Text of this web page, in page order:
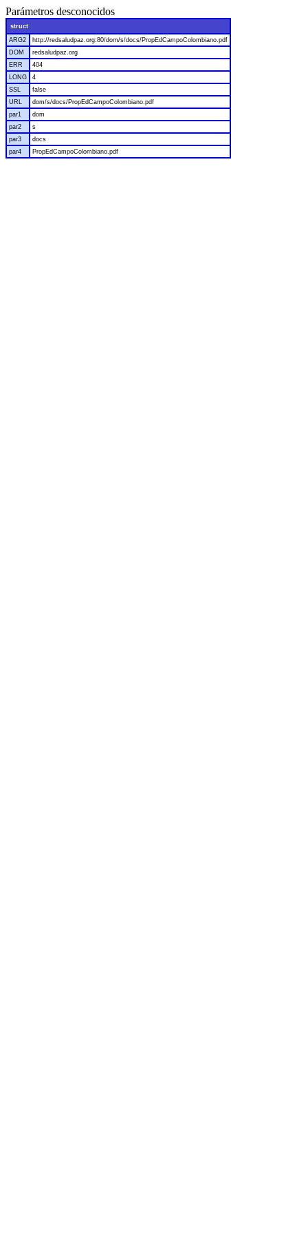
Parámetros desconocidos
struct
ARG2
http://redsaludpaz.org:80/dom/s/docs/PropEdCampoColombiano.pdf
DOM
redsaludpaz.org
ERR
404
LONG
4
SSL
false
URL
dom/s/docs/PropEdCampoColombiano.pdf
par1
dom
par2
s
par3
docs
par4
PropEdCampoColombiano.pdf